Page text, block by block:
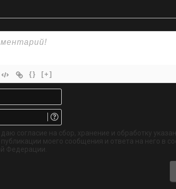
{} [+]
Имя*
Email.
обязательно
согласие на сбор, хранение и обработку
моего сообщения и ответа на него в
Федерации.